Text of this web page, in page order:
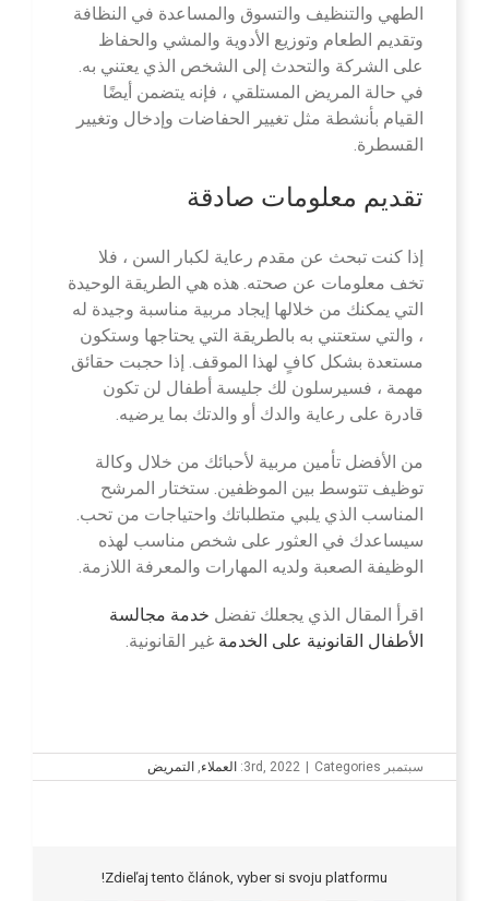
الطهي والتنظيف والتسوق والمساعدة في النظافة
وتقديم الطعام وتوزيع الأدوية والمشي والحفاظ
على الشركة والتحدث إلى الشخص الذي يعتني به.
في حالة المريض المستلقي ، فإنه يتضمن أيضًا
القيام بأنشطة مثل تغيير الحفاضات وإدخال وتغيير
القسطرة.
تقديم معلومات صادقة
إذا كنت تبحث عن مقدم رعاية لكبار السن ، فلا
تخف معلومات عن صحته. هذه هي الطريقة الوحيدة
التي يمكنك من خلالها إيجاد مربية مناسبة وجيدة له
، والتي ستعتني به بالطريقة التي يحتاجها وستكون
مستعدة بشكل كافٍ لهذا الموقف. إذا حجبت حقائق
مهمة ، فسيرسلون لك جليسة أطفال لن تكون
قادرة على رعاية والدك أو والدتك بما يرضيه.
من الأفضل تأمين مربية لأحبائك من خلال وكالة
توظيف تتوسط بين الموظفين. ستختار المرشح
المناسب الذي يلبي متطلباتك واحتياجات من تحب.
سيساعدك في العثور على شخص مناسب لهذه
الوظيفة الصعبة ولديه المهارات والمعرفة اللازمة.
اقرأ المقال الذي يجعلك تفضل خدمة مجالسة
الأطفال القانونية على الخدمة غير القانونية.
سبتمبر 3rd, 2022 Categories: العملاء, التمريض
Zdieľaj tento článok, vyber si svoju platformu!